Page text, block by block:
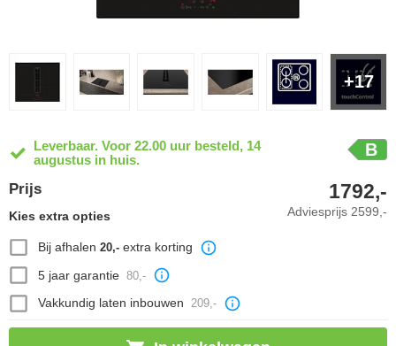
+17
Leverbaar. Voor 22.00 uur besteld, 14
augustus in huis.
B
Prijs
Adviesprijs 2599,-
1792,-
Kies extra opties
Bij afhalen 20,-extra korting
5 jaar garantie 80,-
Vakkundig laten inbouwen 209,-